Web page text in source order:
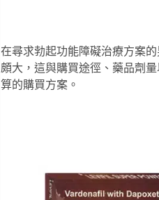
在尋求勃起功能障礙治療方案的
頗大，這與購買途徑、藥品劑
算的購買方案。